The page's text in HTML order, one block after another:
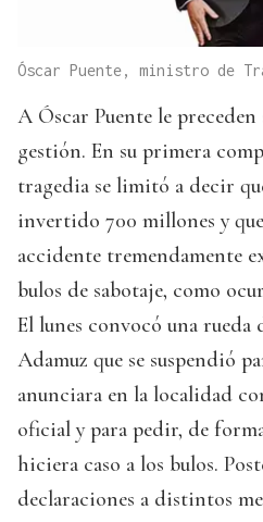
Óscar Puente, ministro de
A Óscar Puente le preceden
gestión. En su primera
tragedia se limitó a decir
invertido 700 millones y
accidente tremendamente
bulos de sabotaje, como
El lunes convocó una rueda
Adamuz que se suspendió
anunciara en la localidad
oficial y para pedir, de
hiciera caso a los bulos.
declaraciones a distintos